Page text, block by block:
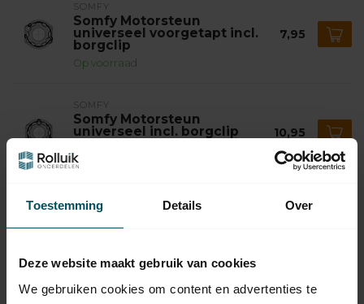
Toestemming Details Over
Deze website maakt gebruik van cookies
We gebruiken cookies om content en advertenties te
SOMFY
Somfy Motorsteun
universeel voorgetapt incl.
borgclip
Op voorraad
7,95
SOMFY
Somfy Motorsteun
universeel incl. borgclip
met schroefvergrendeling
Op voorraad
10,95
SIMU
Simu Adaptieset tbv as Ø
70x1,5
SOMFY